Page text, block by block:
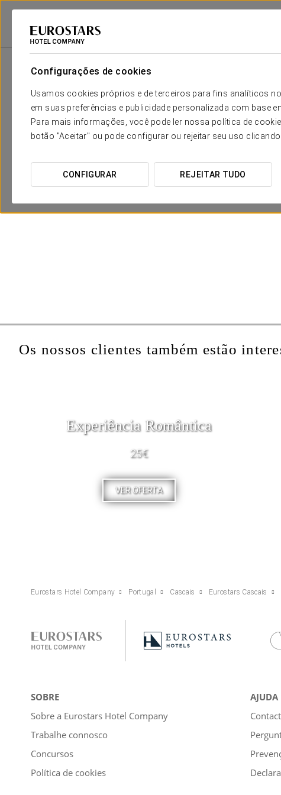
Configurações de cookies
Usamos cookies próprios e de terceiros para fins analíticos
em suas preferências e publicidade personalizada com base
Para mais informações, você pode ler nossa política de
botão "Aceitar" ou pode configurar ou rejeitar seu uso clicando
CONFIGURAR REJEITAR TUDO
Eurostars Hotel Company
Os nossos clientes também estão
Experiência Romântica
25€
VER OFERTA
Eurostars Hotel Company Portugal Cascais Eurostars Cascais
SOBRE
Sobre a Eurostars Hotel Company
Trabalhe connosco
Concursos
Política de cookies
AJUDA